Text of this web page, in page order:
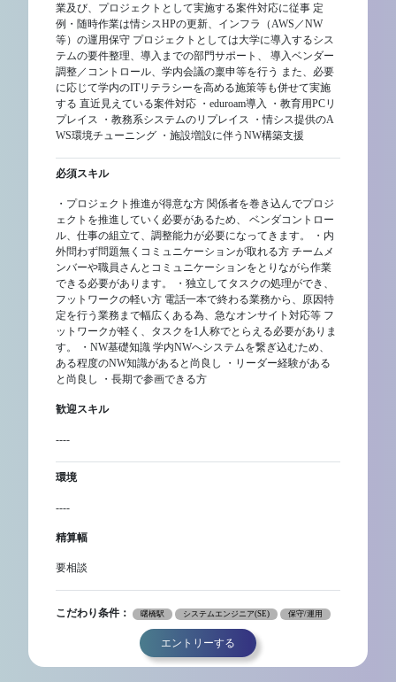
業及び、プロジェクトとして実施する案件対応に従事 定
例・随時作業は情シスHPの更新、インフラ（AWS／NW
等）の運用保守 プロジェクトとしては大学に導入するシス
テムの要件整理、導入までの部門サポート、 導入ベンダー
調整／コントロール、学内会議の稟申等を行う また、必要
に応じて学内のITリテラシーを高める施策等も併せて実施
する 直近見えている案件対応 ・eduroam導入 ・教育用PCリ
プレイス ・教務系システムのリプレイス ・情シス提供のA
WS環境チューニング ・施設増設に伴うNW構築支援
必須スキル
・プロジェクト推進が得意な方 関係者を巻き込んでプロジ
ェクトを推進していく必要があるため、 ベンダコントロー
ル、仕事の組立て、調整能力が必要になってきます。 ・内
外問わず問題無くコミュニケーションが取れる方 チームメ
ンバーや職員さんとコミュニケーションをとりながら作業
できる必要があります。 ・独立してタスクの処理ができ、
フットワークの軽い方 電話一本で終わる業務から、原因特
定を行う業務まで幅広くある為、急なオンサイト対応等 フ
ットワークが軽く、タスクを1人称でとらえる必要がありま
す。 ・NW基礎知識 学内NWへシステムを繋ぎ込むため、
ある程度のNW知識があると尚良し ・リーダー経験がある
と尚良し ・長期で参画できる方
歓迎スキル
----
環境
----
精算幅
要相談
こだわり条件： 曙橋駅 システムエンジニア(SE) 保守/運用
エントリーする